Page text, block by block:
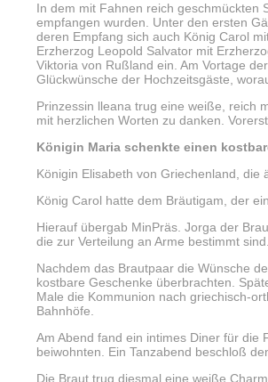
In dem mit Fahnen reich geschmückten
empfangen wurden. Unter den ersten
deren Empfang sich auch König Carol
Erzherzog Leopold Salvator mit
Viktoria von Rußland ein. Am Vortage
Glückwünsche der Hochzeitsgäste,
Prinzessin lleana trug eine weiße, reich
mit herzlichen Worten zu danken.
Königin Maria schenkte einen
Königin Elisabeth von Griechenland, die
König Carol hatte dem Bräutigam, der
Hierauf übergab MinPräs. Jorga der
die zur Verteilung an Arme bestimmt sind.
Nachdem das Brautpaar die Wünsche
kostbare Geschenke überbrachten.
Male die Kommunion nach griechisch-
Bahnhöfe.
Am Abend fand ein intimes Diner für die
beiwohnten. Ein Tanzabend beschloß
Die Braut trug diesmal eine weiße